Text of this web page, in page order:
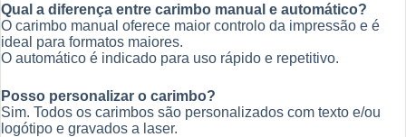
Qual a diferença entre carimbo manual e automático?
O carimbo manual oferece maior controlo da impressão e é
ideal para formatos maiores.
O automático é indicado para uso rápido e repetitivo.
Posso personalizar o carimbo?
Sim. Todos os carimbos são personalizados com texto e/ou
logótipo e gravados a laser.